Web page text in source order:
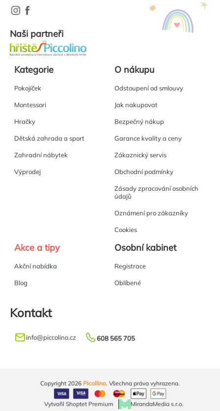
Naši partneři
Kategorie
Pokojíček
Montessori
Hračky
Dětská zahrada a sport
Zahradní nábytek
Výprodej
O nákupu
Odstoupení od smlouvy
Jak nakupovat
Bezpečný nákup
Garance kvality a ceny
Zákaznický servis
Obchodní podmínky
Zásady zpracování osobních
údajů
Oznámení pro zákazníky
Cookies
Akce a tipy
Akční nabídka
Blog
Osobní kabinet
Registrace
Oblíbené
Kontakt
info@piccolino.cz 608 565 705
Vytvořil Shoptet Premium MirandaMedia s.r.o.
Copyright 2026 Picollino. Všechna práva vyhrazena.